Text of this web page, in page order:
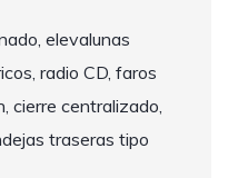
elevalunas
radio CD, faros
cierre centralizado,
traseras tipo